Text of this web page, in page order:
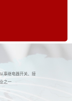
事继电器开关、接
之一